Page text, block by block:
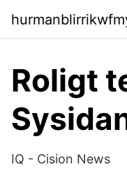
Roligt
IQ - Cision News